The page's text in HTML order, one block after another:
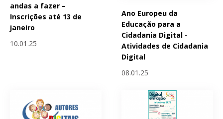
andas a fazer –
Inscrições até 13 de
janeiro
10.01.25
Ano Europeu da
Educação para a
Cidadania Digital -
Atividades de Cidadania
Digital
08.01.25